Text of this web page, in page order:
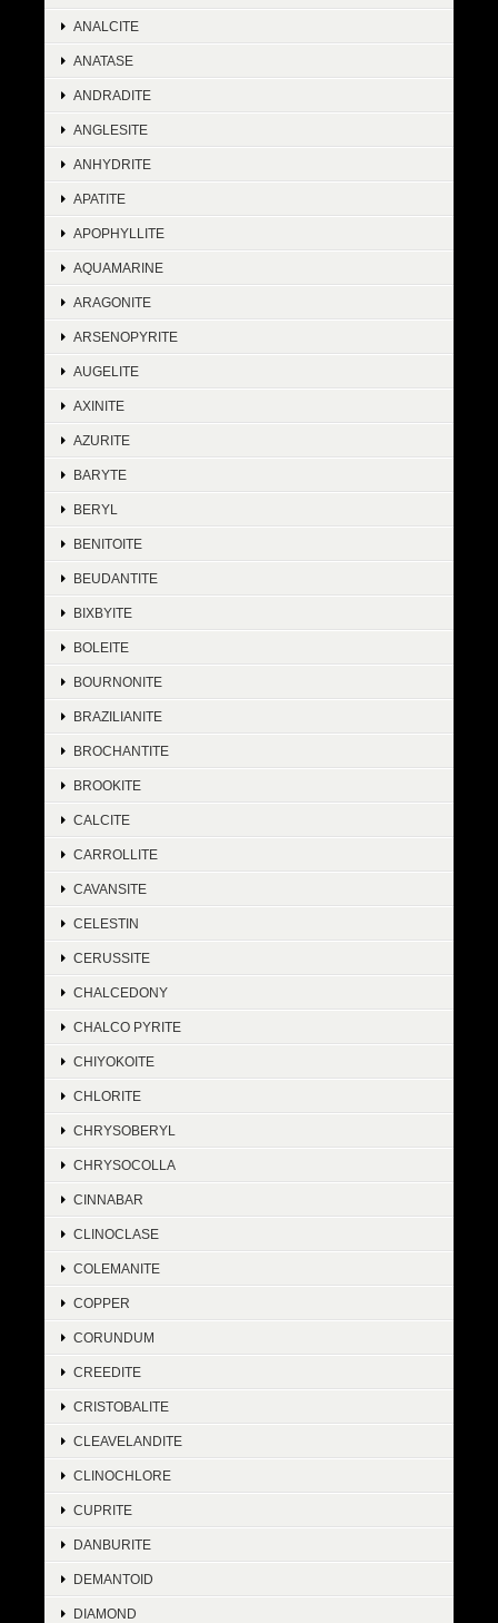
ANALCITE
ANATASE
ANDRADITE
ANGLESITE
ANHYDRITE
APATITE
APOPHYLLITE
AQUAMARINE
ARAGONITE
ARSENOPYRITE
AUGELITE
AXINITE
AZURITE
BARYTE
BERYL
BENITOITE
BEUDANTITE
BIXBYITE
BOLEITE
BOURNONITE
BRAZILIANITE
BROCHANTITE
BROOKITE
CALCITE
CARROLLITE
CAVANSITE
CELESTIN
CERUSSITE
CHALCEDONY
CHALCO PYRITE
CHIYOKOITE
CHLORITE
CHRYSOBERYL
CHRYSOCOLLA
CINNABAR
CLINOCLASE
COLEMANITE
COPPER
CORUNDUM
CREEDITE
CRISTOBALITE
CLEAVELANDITE
CLINOCHLORE
CUPRITE
DANBURITE
DEMANTOID
DIAMOND